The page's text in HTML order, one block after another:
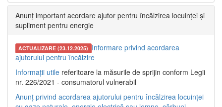
Anunț important acordare ajutor pentru încălzirea locuinței și
supliment pentru energie
ACTUALIZARE (23.12.2025) Informare privind acordarea
ajutorului pentru încălzire
Informații utile referitoare la măsurile de sprijin conform Legii
nr. 226/2021 - consumatorul vulnerabil
Anunț privind acordarea ajutorului pentru încălzirea locuinței